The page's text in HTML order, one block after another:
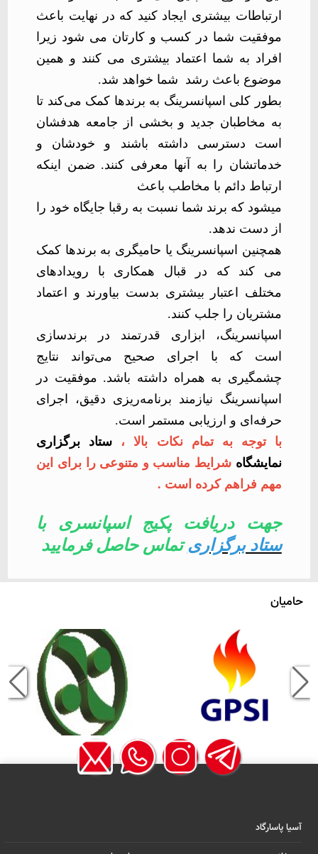
ارتباطات بیشتری ایجاد کنید که در نهایت باعث
موفقیت شما در کسب و کارتان می شود زیرا
افراد به شما اعتماد بیشتری می کنند و همین
موضوع باعث رشد شما خواهد شد.
بطور کلی اسپانسرینگ به برندها کمک می­‌کند تا
به مخاطبان جدید و بخشی از جامعه هدف­شان
است دسترسی داشته باشند و خودشان و
خدماتشان را به آن­ها معرفی کنند. ضمن اینکه
ارتباط دائم با مخاطب باعث
می­شود که برند شما نسبت به رقبا جایگاه خود را
از دست ندهد.
همچنین اسپانسرینگ یا حامی­گری به برندها کمک
می­ کند که در قبال همکاری با رویدادهای
مختلف اعتبار بیشتری بدست بیاورند و اعتماد
مشتریان را جلب کنند.
اسپانسرینگ، ابزاری قدرتمند در برندسازی
است که با اجرای صحیح می‌تواند نتایج
چشمگیری به همراه داشته باشد. موفقیت در
اسپانسرینگ نیازمند برنامه‌ریزی دقیق، اجرای
حرفه‌ای و ارزیابی مستمر است.
با توجه به تمام نکات بالا ، ستاد برگزاری
نمایشگاه شرایط مناسب و متنوعی را برای این
مهم فراهم کرده است .
جهت دریافت پکیج اسپانسری با
ستاد برگزاریتماس حاصل فرمایید
حامیان
آسیا پاسارگاد